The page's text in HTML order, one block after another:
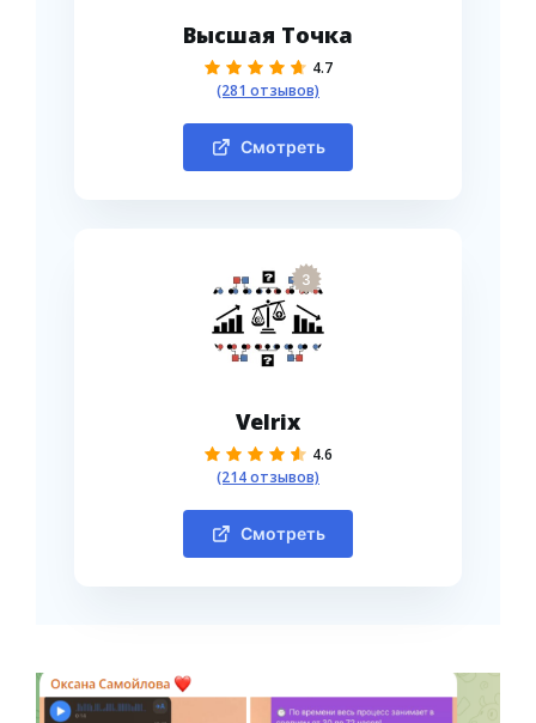
Высшая Точка
4.7
(281 отзывов)
Смотреть
3
Velrix
4.6
(214 отзывов)
Смотреть